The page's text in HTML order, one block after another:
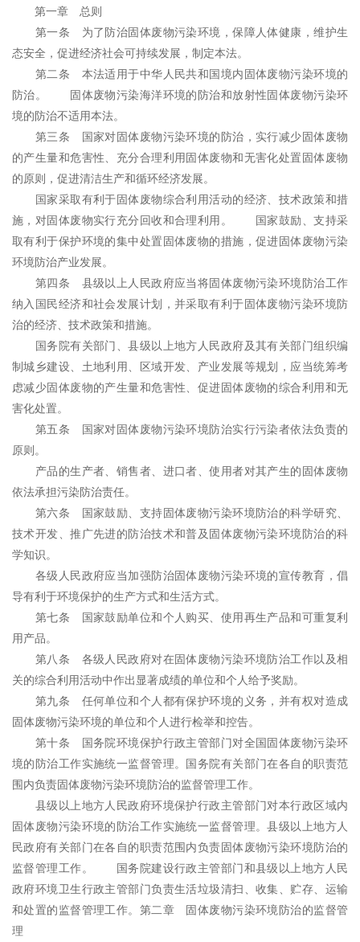
第一章 总则
第一条 为了防治固体废物污染环境，保障人体健康，维护生
态安全，促进经济社会可持续发展，制定本法。
第二条 本法适用于中华人民共和国境内固体废物污染环境的
防治。 固体废物污染海洋环境的防治和放射性固体废物污染环
境的防治不适用本法。
第三条 国家对固体废物污染环境的防治，实行减少固体废物
的产生量和危害性、充分合理利用固体废物和无害化处置固体废物
的原则，促进清洁生产和循环经济发展。
国家采取有利于固体废物综合利用活动的经济、技术政策和措
施，对固体废物实行充分回收和合理利用。 国家鼓励、支持采
取有利于保护环境的集中处置固体废物的措施，促进固体废物污染
环境防治产业发展。
第四条 县级以上人民政府应当将固体废物污染环境防治工作
纳入国民经济和社会发展计划，并采取有利于固体废物污染环境防
治的经济、技术政策和措施。
国务院有关部门、县级以上地方人民政府及其有关部门组织编
制城乡建设、土地利用、区域开发、产业发展等规划，应当统筹考
虑减少固体废物的产生量和危害性、促进固体废物的综合利用和无
害化处置。
第五条 国家对固体废物污染环境防治实行污染者依法负责的
原则。
产品的生产者、销售者、进口者、使用者对其产生的固体废物
依法承担污染防治责任。
第六条 国家鼓励、支持固体废物污染环境防治的科学研究、
技术开发、推广先进的防治技术和普及固体废物污染环境防治的科
学知识。
各级人民政府应当加强防治固体废物污染环境的宣传教育，倡
导有利于环境保护的生产方式和生活方式。
第七条 国家鼓励单位和个人购买、使用再生产品和可重复利
用产品。
第八条 各级人民政府对在固体废物污染环境防治工作以及相
关的综合利用活动中作出显著成绩的单位和个人给予奖励。
第九条 任何单位和个人都有保护环境的义务，并有权对造成
固体废物污染环境的单位和个人进行检举和控告。
第十条 国务院环境保护行政主管部门对全国固体废物污染环
境的防治工作实施统一监督管理。国务院有关部门在各自的职责范
围内负责固体废物污染环境防治的监督管理工作。
县级以上地方人民政府环境保护行政主管部门对本行政区域内
固体废物污染环境的防治工作实施统一监督管理。县级以上地方人
民政府有关部门在各自的职责范围内负责固体废物污染环境防治的
监督管理工作。 国务院建设行政主管部门和县级以上地方人民
政府环境卫生行政主管部门负责生活垃圾清扫、收集、贮存、运输
和处置的监督管理工作。第二章 固体废物污染环境防治的监督管
理